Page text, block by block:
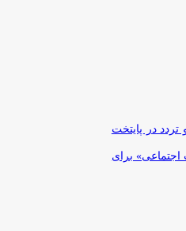
در پایتخت
برای